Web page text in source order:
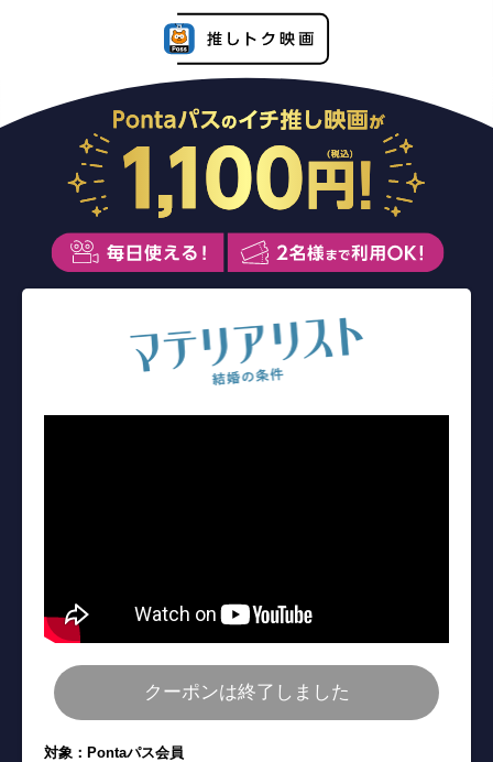
クーポンは終了しました
対象：Pontaパス会員